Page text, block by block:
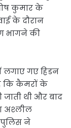
कुमार के
के दौरान
भागने की
गए हिडन
कि कैमरों के
जाती थी और बाद
अश्लील
पुलिस ने